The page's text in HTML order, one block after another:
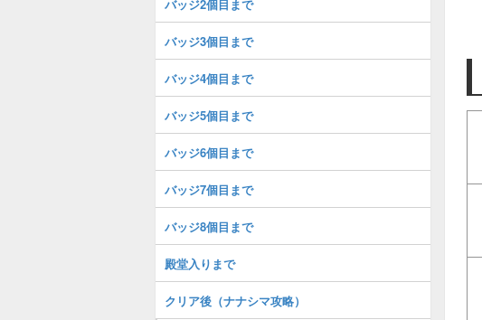
バッジ2個目まで
バッジ3個目まで
バッジ4個目まで
バッジ5個目まで
バッジ6個目まで
バッジ7個目まで
バッジ8個目まで
殿堂入りまで
クリア後（ナナシマ攻略）